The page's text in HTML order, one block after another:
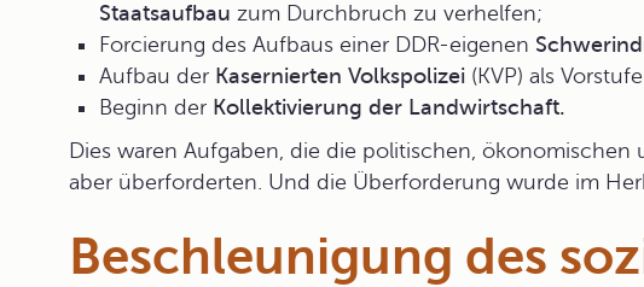
Staatsaufbau zum Durchbruch zu verhelfen;
Forcierung des Aufbaus einer DDR-eigenen
Aufbau der Kasernierten Volkspolizei (KVP) als
Beginn der Kollektivierung der Landwirtschaft.
Dies waren Aufgaben, die die politischen, ökonomischen
aber überforderten. Und die Überforderung wurde im
Beschleunigung des